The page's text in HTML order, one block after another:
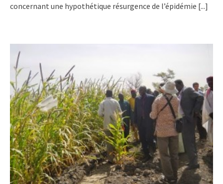
concernant une hypothétique résurgence de l’épidémie [...]